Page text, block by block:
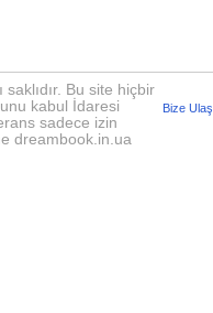
saklıdır. Bu site hiçbir
kabul İdaresi
sadece izin
dreambook.in.ua
Bize